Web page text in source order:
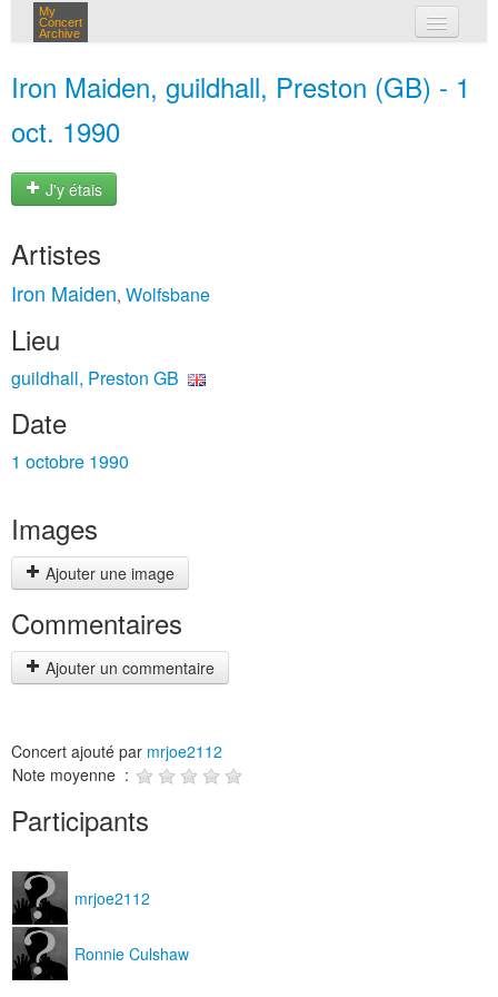
My
Concert
Archive
Iron Maiden, guildhall, Preston (GB) - 1
oct. 1990
J'y étais
Artistes
Iron Maiden, Wolfsbane
Lieu
guildhall, Preston GB
Date
1 octobre 1990
Images
Ajouter une image
Commentaires
Ajouter un commentaire
Concert ajouté par mrjoe2112
Note moyenne :
Participants
mrjoe2112
Ronnie Culshaw